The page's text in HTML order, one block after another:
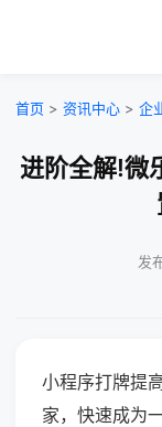
首页 > 资讯中心 > 企
进阶全解!微
发
小程序打牌提
家，快速成为